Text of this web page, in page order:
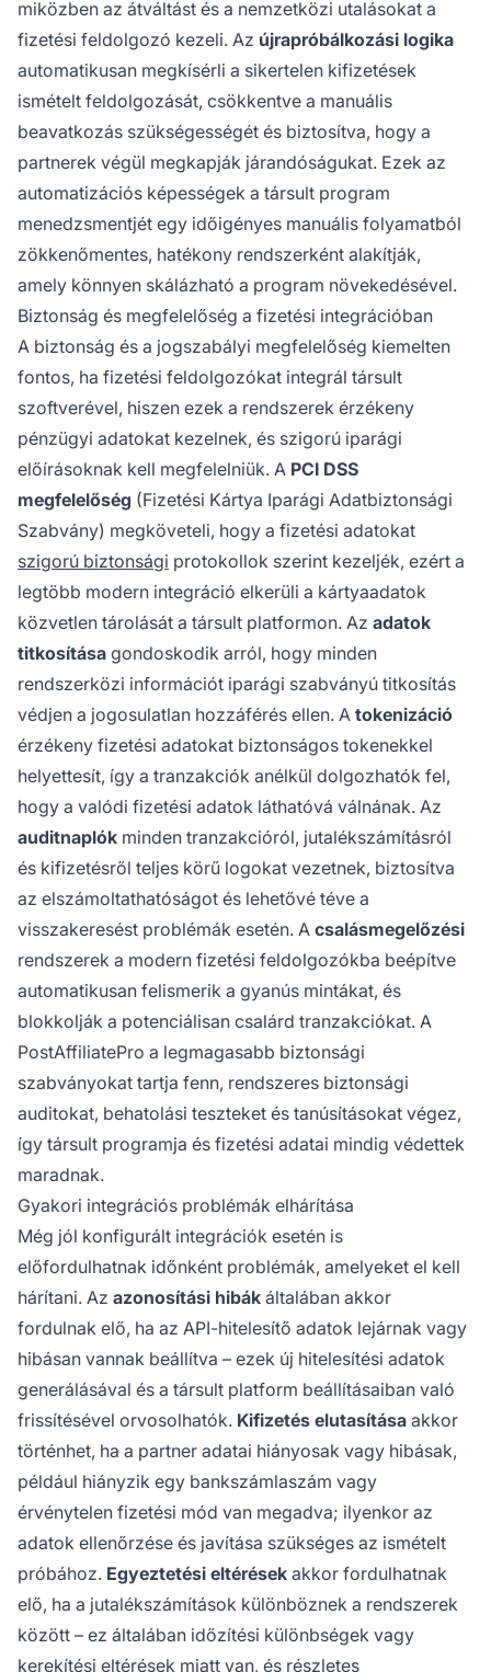
miközben az átváltást és a nemzetközi utalásokat a
fizetési feldolgozó kezeli. Az újrapróbálkozási logika
automatikusan megkísérli a sikertelen kifizetések
ismételt feldolgozását, csökkentve a manuális
beavatkozás szükségességét és biztosítva, hogy a
partnerek végül megkapják járandóságukat. Ezek az
automatizációs képességek a társult program
menedzsmentjét egy időigényes manuális folyamatból
zökkenőmentes, hatékony rendszerként alakítják,
amely könnyen skálázható a program növekedésével.
Biztonság és megfelelőség a fizetési integrációban
A biztonság és a jogszabályi megfelelőség kiemelten
fontos, ha fizetési feldolgozókat integrál társult
szoftverével, hiszen ezek a rendszerek érzékeny
pénzügyi adatokat kezelnek, és szigorú iparági
előírásoknak kell megfelelniük. A PCI DSS
megfelelőség (Fizetési Kártya Iparági Adatbiztonsági
Szabvány) megköveteli, hogy a fizetési adatokat
szigorú biztonsági protokollok szerint kezeljék, ezért a
legtöbb modern integráció elkerüli a kártyaadatok
közvetlen tárolását a társult platformon. Az adatok
titkosítása gondoskodik arról, hogy minden
rendszerközi információt iparági szabványú titkosítás
védjen a jogosulatlan hozzáférés ellen. A tokenizáció
érzékeny fizetési adatokat biztonságos tokenekkel
helyettesít, így a tranzakciók anélkül dolgozhatók fel,
hogy a valódi fizetési adatok láthatóvá válnának. Az
auditnaplók minden tranzakcióról, jutalékszámításról
és kifizetésről teljes körű logokat vezetnek, biztosítva
az elszámoltathatóságot és lehetővé téve a
visszakeresést problémák esetén. A csalásmegelőzési
rendszerek a modern fizetési feldolgozókba beépítve
automatikusan felismerik a gyanús mintákat, és
blokkolják a potenciálisan csalárd tranzakciókat. A
PostAffiliatePro a legmagasabb biztonsági
szabványokat tartja fenn, rendszeres biztonsági
auditokat, behatolási teszteket és tanúsításokat végez,
így társult programja és fizetési adatai mindig védettek
maradnak.
Gyakori integrációs problémák elhárítása
Még jól konfigurált integrációk esetén is
előfordulhatnak időnként problémák, amelyeket el kell
hárítani. Az azonosítási hibák általában akkor
fordulnak elő, ha az API-hitelesítő adatok lejárnak vagy
hibásan vannak beállítva – ezek új hitelesítési adatok
generálásával és a társult platform beállításaiban való
frissítésével orvosolhatók. Kifizetés elutasítása akkor
történhet, ha a partner adatai hiányosak vagy hibásak,
például hiányzik egy bankszámlaszám vagy
érvénytelen fizetési mód van megadva; ilyenkor az
adatok ellenőrzése és javítása szükséges az ismételt
próbához. Egyeztetési eltérések akkor fordulhatnak
elő, ha a jutalékszámítások különböznek a rendszerek
között – ez általában időzítési különbségek vagy
kerekítési eltérések miatt van, és részletes